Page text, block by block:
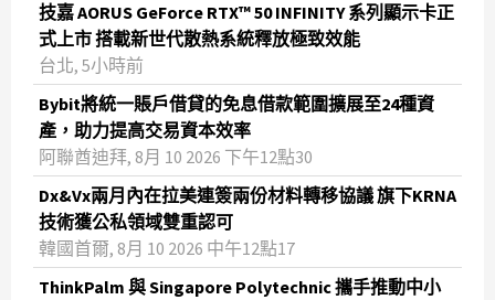
技嘉 AORUS GeForce RTX™ 50 INFINITY 系列顯示卡正
式上市 搭載新世代散熱系統釋放極致效能
台北, 5小時前
Bybit將統一賬戶借貸的免息借款範圍擴展至24種資
產，助力提高交易資本效率
阿聯酋迪拜, 8月 10 2026 下午12點30
Dx&Vx兩月內在拉美連簽兩份材料轉移協議 旗下KRNA
技術獲公私領域雙重認可
韓國首爾, 8月 10 2026 中午12點17
ThinkPalm 與 Singapore Polytechnic 攜手推動中小